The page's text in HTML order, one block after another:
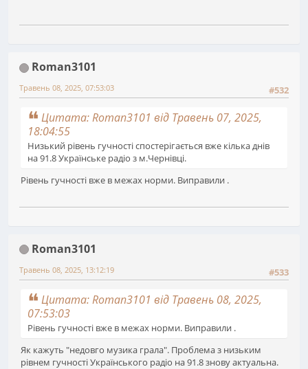
Roman3101
#532
Травень 08, 2025, 07:53:03
Цитата: Roman3101 від Травень 07, 2025,
18:04:55
Низький рівень гучності спостерігається вже кілька днів
на 91.8 Українське радіо з м.Чернівці.
Рівень гучності вже в межах норми. Виправили .
Roman3101
#533
Травень 08, 2025, 13:12:19
Цитата: Roman3101 від Травень 08, 2025,
07:53:03
Рівень гучності вже в межах норми. Виправили .
Як кажуть "недовго музика грала". Проблема з низьким
рівнем гучності Українського радіо на 91.8 знову актуальна.